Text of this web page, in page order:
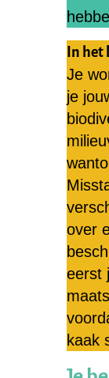
In het
Je
je
over
eerst
kaak